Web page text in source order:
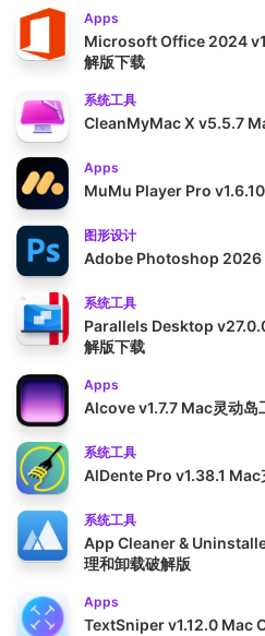
Apps
Microsoft Office 2024
解版下载
系统工具
CleanMyMac X v5.5.7
Apps
MuMu Player Pro
图形设计
Adobe Photoshop 2026
系统工具
Parallels Desktop
解版下载
Apps
Alcove v1.7.7 Mac灵动岛
系统工具
AlDente Pro v1.38.1 Mac
系统工具
App Cleaner &
理和卸载破解版
Apps
TextSniper v1.12.0 Mac